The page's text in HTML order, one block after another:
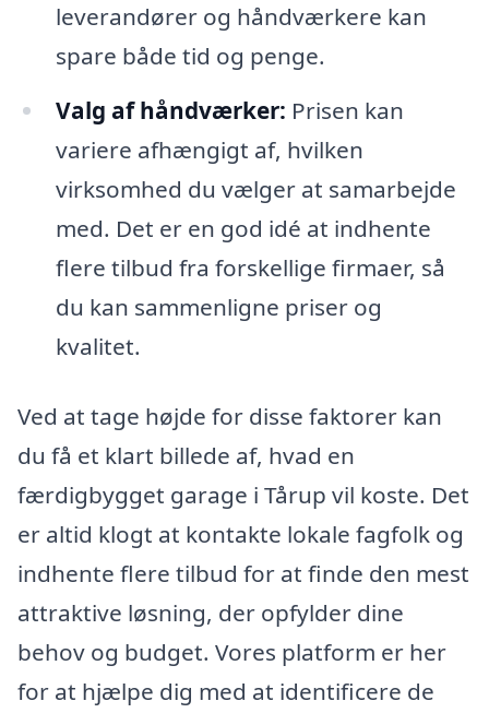
leverandører og håndværkere kan
spare både tid og penge.
Valg af håndværker: Prisen kan
variere afhængigt af, hvilken
virksomhed du vælger at samarbejde
med. Det er en god idé at indhente
flere tilbud fra forskellige firmaer, så
du kan sammenligne priser og
kvalitet.
Ved at tage højde for disse faktorer kan
du få et klart billede af, hvad en
færdigbygget garage i Tårup vil koste. Det
er altid klogt at kontakte lokale fagfolk og
indhente flere tilbud for at finde den mest
attraktive løsning, der opfylder dine
behov og budget. Vores platform er her
for at hjælpe dig med at identificere de